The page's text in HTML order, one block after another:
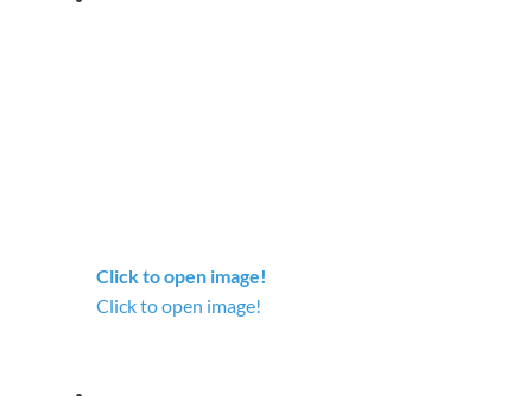
Click to open image!
Click to open image!